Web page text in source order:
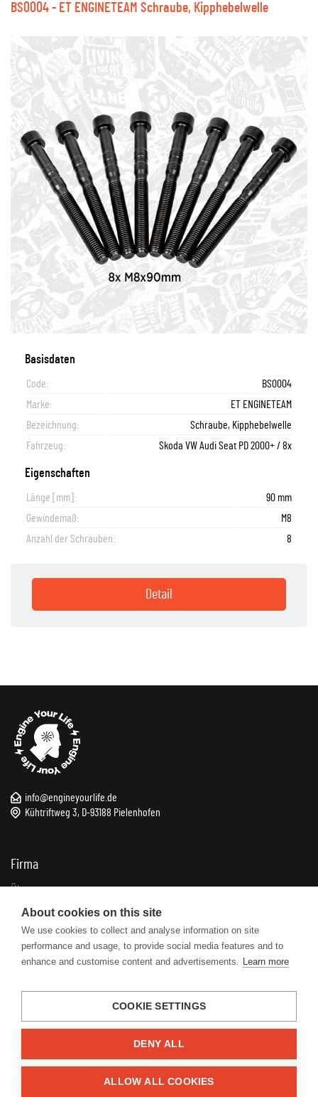
BS0004 - ET ENGINETEAM Schraube, Kipphebelwelle
Basisdaten
Code:
BS0004
Marke:
ET ENGINETEAM
Bezeichnung:
Schraube, Kipphebelwelle
Fahrzeug:
Skoda VW Audi Seat PD 2000+ / 8x
Eigenschaften
Länge [mm]:
90 mm
Gewindemaß:
M8
Anzahl der Schrauben:
8
Detail
info@engineyourlife.de
Kühtriftweg 3, D-93188 Pielenhofen
Firma
Über uns
Impressum
Kontakte
Informationen
FAQ
Zuschüsse
About cookies on this site
We use cookies to collect and analyse information on site
performance and usage, to provide social media features and to
enhance and customise content and advertisements. Learn more
COOKIE SETTINGS
DENY ALL
ALLOW ALL COOKIES